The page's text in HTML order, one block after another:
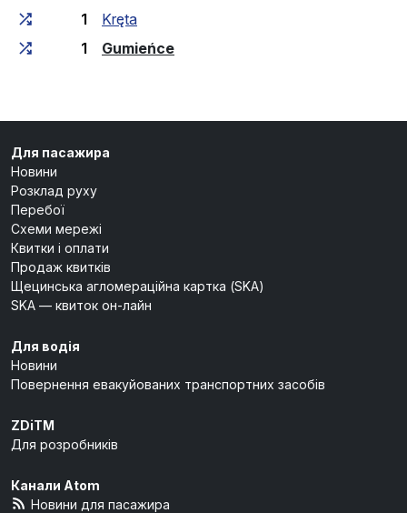
1
Kręta
1
Gumieńce(кінцева зупинка)
Для пасажира
Новини
Розклад руху
Перебої
Схеми мережі
Квитки і оплати
Продаж квитків
Щецинська агломераційна картка (SKA)
SKA — квиток он-лайн
Для водія
Новини
Повернення евакуйованих транспортних засобів
ZDiTM
Для розробників
Канали Atom
Новини для пасажира